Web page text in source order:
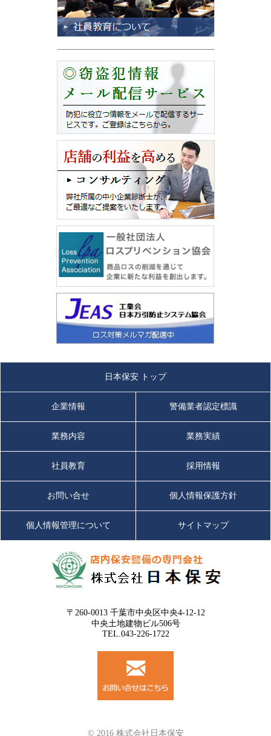
日本保安 トップ
企業情報 警備業者認定標識
業務内容 業務実績
社員教育 採用情報
お問い合せ 個人情報保護方針
個人情報管理について サイトマップ
〒260-0013 千葉市中央区中央4-12-12
中央土地建物ビル506号
TEL.043-226-1722
© 2016 株式会社日本保安